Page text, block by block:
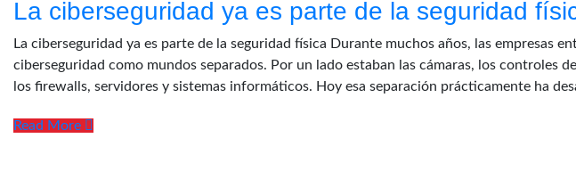
La ciberseguridad ya es parte de la seguridad
La ciberseguridad ya es parte de la seguridad física Durante muchos años, las empresas
ciberseguridad como mundos separados. Por un lado estaban las cámaras, los controles
los firewalls, servidores y sistemas informáticos. Hoy esa separación prácticamente ha
Read More